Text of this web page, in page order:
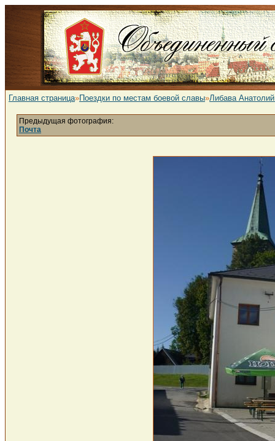
Главная страница»Поездки по местам боевой славы»Либава
Предыдущая фотография:
Почта